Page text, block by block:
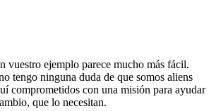
vuestro ejemplo parece mucho más fácil.
tengo ninguna duda de que somos aliens
comprometidos con una misión para ayudar
que lo necesitan.